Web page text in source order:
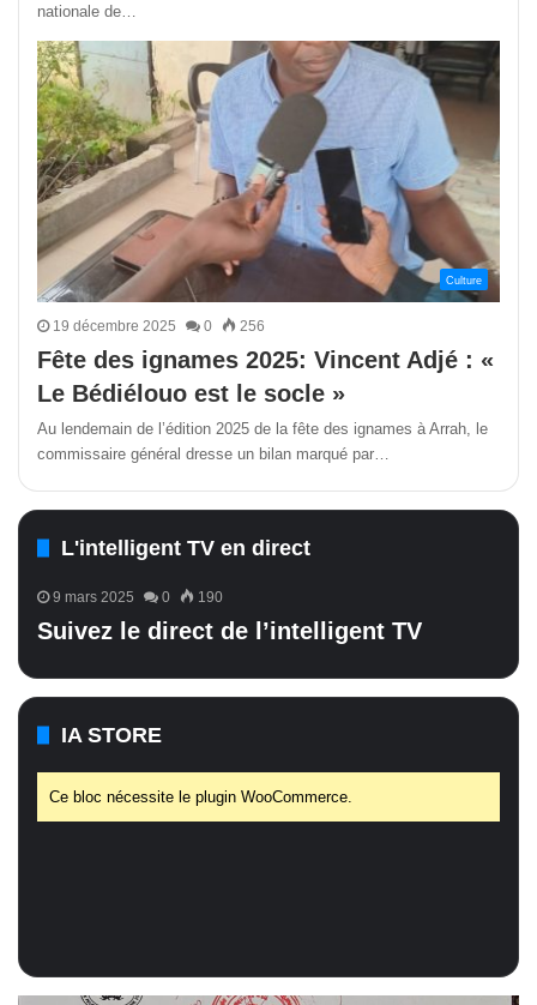
nationale de…
Culture
19 décembre 2025 0 256
Fête des ignames 2025: Vincent Adjé : «
Le Bédiélouo est le socle »
Au lendemain de l’édition 2025 de la fête des ignames à Arrah, le
commissaire général dresse un bilan marqué par…
L'intelligent TV en direct
9 mars 2025 0 190
Suivez le direct de l’intelligent TV
IA STORE
Ce bloc nécessite le plugin WooCommerce.